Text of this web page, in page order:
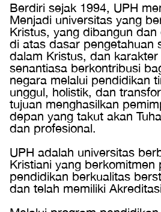
Berdiri sejak 1994, UPH
Menjadi universitas yang
Kristus, yang dibangun dan
di atas dasar pengetahuan
dalam Kristus, dan karakter
senantiasa berkontribusi
negara melalui pendidikan
unggul, holistik, dan
tujuan menghasilkan
depan yang takut akan
dan profesional.
UPH adalah universitas
Kristiani yang berkomitmen
pendidikan berkualitas
dan telah memiliki